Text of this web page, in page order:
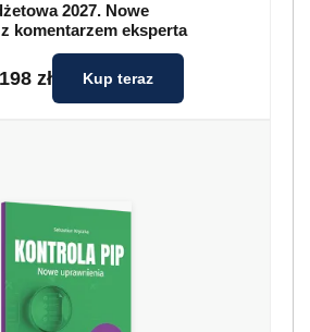
2027. Nowe
komentarzem eksperta
198 zł Kup teraz